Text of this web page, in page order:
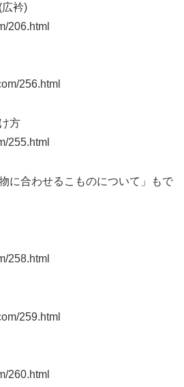
衿)
206.html
256.html
方
255.html
に合わせるこものについて」もで
258.html
259.html
260.html